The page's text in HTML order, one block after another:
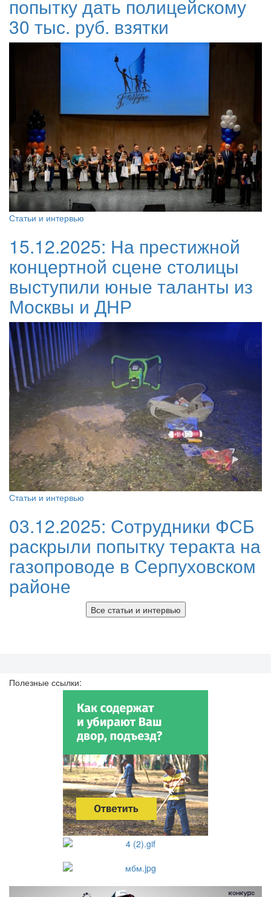
попытку дать полицейскому
30 тыс. руб. взятки
Статьи и интервью
15.12.2025: На престижной
концертной сцене столицы
выступили юные таланты из
Москвы и ДНР
Статьи и интервью
03.12.2025: Сотрудники ФСБ
раскрыли попытку теракта на
газопроводе в Серпуховском
районе
Все статьи и интервью
Полезные ссылки: